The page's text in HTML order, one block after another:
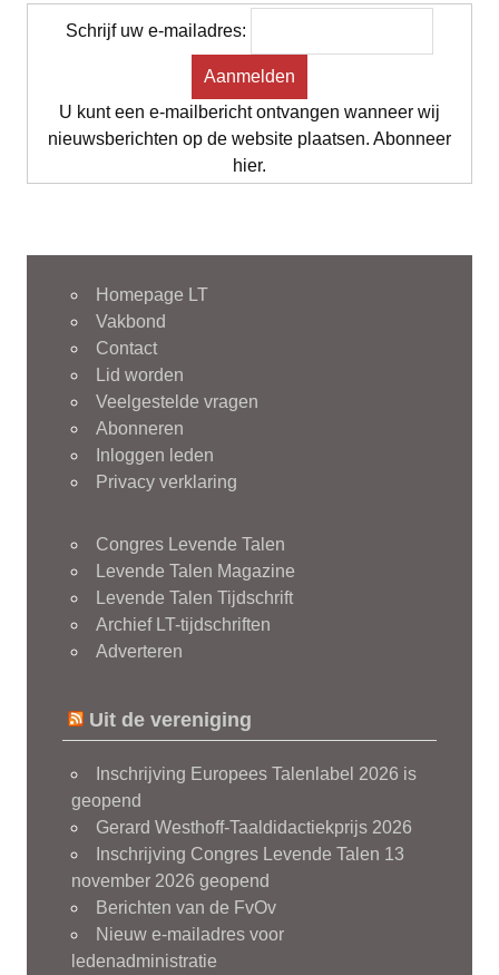
Schrijf uw e-mailadres:
U kunt een e-mailbericht ontvangen wanneer wij
nieuwsberichten op de website plaatsen. Abonneer
hier.
Homepage LT
Vakbond
Contact
Lid worden
Veelgestelde vragen
Abonneren
Inloggen leden
Privacy verklaring
Congres Levende Talen
Levende Talen Magazine
Levende Talen Tijdschrift
Archief LT-tijdschriften
Adverteren
Uit de vereniging
Inschrijving Europees Talenlabel 2026 is
geopend
Gerard Westhoff-Taaldidactiekprijs 2026
Inschrijving Congres Levende Talen 13
november 2026 geopend
Berichten van de FvOv
Nieuw e-mailadres voor
ledenadministratie